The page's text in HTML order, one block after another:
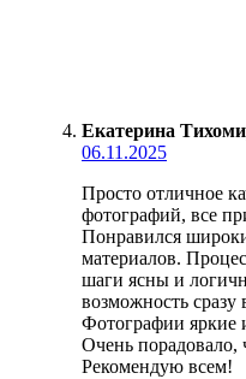
Екатерина
06.11.2025
Просто отличное
фотографий, все
Понравился
материалов.
шаги ясны и
возможность сразу
Фотографии яркие
Очень порадовало,
Рекомендую всем!